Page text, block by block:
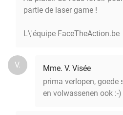
partie de laser game !
L\'équipe FaceTheAction.be
V.
Mme. V. Visée
prima verlopen, goede
en volwassenen ook :-)